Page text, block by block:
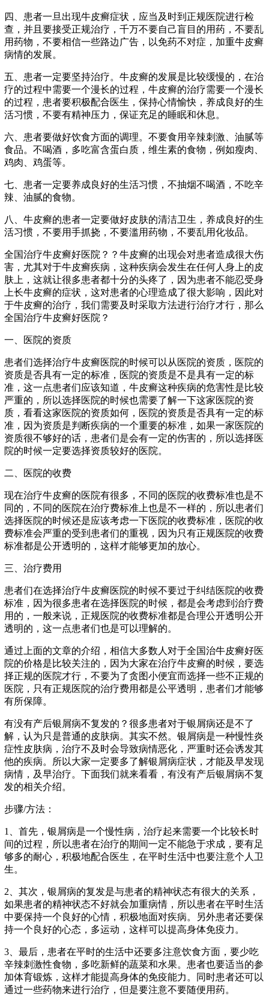
四、患者一旦出现牛皮癣症状，应当及时到正规医院进行检
查，并且要接受正规治疗，千万不要自己盲目的用药，不要乱
用药物，不要相信一些路边广告，以免药不对症，加重牛皮癣
病情的发展。
五、患者一定要坚持治疗。牛皮癣的发展是比较缓慢的，在治
疗的过程中需要一个漫长的过程，牛皮癣的治疗需要一个漫长
的过程，患者要积极配合医生，保持心情愉快，养成良好的生
活习惯，不要有精神压力，保证充足的睡眠和休息。
六、患者要做好饮食方面的调理。不要食用辛辣刺激、油腻等
食品。不喝酒，多吃富含蛋白质，维生素的食物，例如瘦肉、
鸡肉、鸡蛋等。
七、患者一定要养成良好的生活习惯，不抽烟不喝酒，不吃辛
辣、油腻的食物。
八、牛皮癣的患者一定要做好皮肤的清洁卫生，养成良好的生
活习惯，不要用手抓挠，不要滥用药物，不要乱用化妆品。
全国治疗牛皮癣好医院？？牛皮癣的出现会对患者造成很大伤
害，尤其对于牛皮癣疾病，这种疾病会发生在任何人身上的皮
肤上，这就让很多患者都十分的头疼了，因为患者不能忍受身
上长牛皮癣的症状，这对患者的心理造成了很大影响，因此对
于牛皮癣的治疗，我们需要及时采取方法进行治疗才行，那么
全国治疗牛皮癣好医院？
一、医院的资质
患者们选择治疗牛皮癣医院的时候可以从医院的资质，医院的
资质是否具有一定的标准，医院的资质是不是具有一定的标
准，这一点患者们应该知道，牛皮癣这种疾病的危害性是比较
严重的，所以选择医院的时候也需要了解一下这家医院的资
质，看看这家医院的资质如何，医院的资质是否具有一定的标
准，因为资质是判断疾病的一个重要的标准，如果一家医院的
资质很不够好的话，患者们是会有一定的伤害的，所以选择医
院的时候一定要选择资质较好的医院。
二、医院的收费
现在治疗牛皮癣的医院有很多，不同的医院的收费标准也是不
同的，不同的医院在治疗费标准上也是不一样的，所以患者们
选择医院的时候还是应该考虑一下医院的收费标准，医院的收
费标准会严重的受到患者们的重视，因为只有正规医院的收费
标准都是公开透明的，这样才能够更加的放心。
三、治疗费用
患者们在选择治疗牛皮癣医院的时候不要过于纠结医院的收费
标准，因为很多患者在选择医院的时候，都是会考虑到治疗费
用的，一般来说，正规医院的收费标准都是合理公开透明公开
透明的，这一点患者们也是可以理解的。
通过上面的文章的介绍，相信大多数人对于全国治牛皮癣好医
院的价格是比较关注的，因为大家在治疗牛皮癣的时候，要选
择正规的医院才行，不要为了贪图小便宜而选择一些不正规的
医院，只有正规医院的治疗费用都是公平透明，患者们才能够
有所保障。
有没有产后银屑病不复发的？很多患者对于银屑病还是不了
解，认为只是普通的皮肤病。其实不然。银屑病是一种慢性炎
症性皮肤病，治疗不及时会导致病情恶化，严重时还会诱发其
他的疾病。所以大家一定要多了解银屑病症状，才能及早发现
病情，及早治疗。下面我们就来看看，有没有产后银屑病不复
发的相关介绍。
步骤/方法：
1、首先，银屑病是一个慢性病，治疗起来需要一个比较长时
间的过程，所以患者在治疗的期间一定不能急于求成，要有足
够多的耐心，积极地配合医生，在平时生活中也要注意个人卫
生。
2、其次，银屑病的复发是与患者的精神状态有很大的关系，
如果患者的精神状态不好就会加重病情，所以患者在平时生活
中要保持一个良好的心情，积极地面对疾病。另外患者还要保
持一个良好的心态，多运动，这样可以提高身体免疫力。
3、最后，患者在平时的生活中还要多注意饮食方面，要少吃
辛辣刺激性食物，多吃新鲜的蔬菜和水果。患者也要适当的参
加体育锻炼，这样才能提高身体的免疫能力。同时患者还可以
通过一些药物来进行治疗，但是要注意不要随便用药。